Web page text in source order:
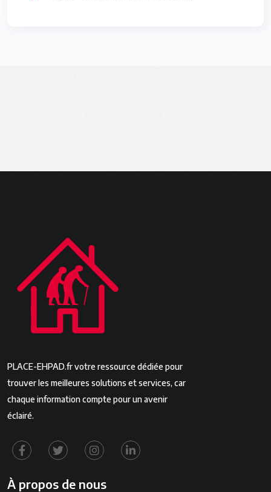
PLACE-EHPAD.fr votre ressource dédiée pour
trouver les meilleures solutions et services, car
chaque information compte pour un avenir
éclairé.
À propos de nous